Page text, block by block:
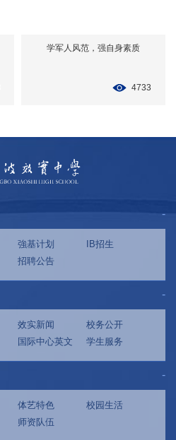
学军人风范，强自身素质
4733
強基计划
IB招生
招聘公告
效实新闻
校务公开
国际中心英文 学生服务
体艺特色
校园生活
师资队伍